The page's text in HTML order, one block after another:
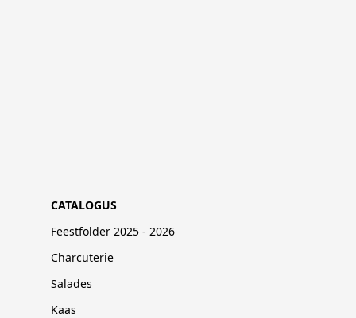
CATALOGUS
Feestfolder 2025 - 2026
Charcuterie
Salades
Kaas